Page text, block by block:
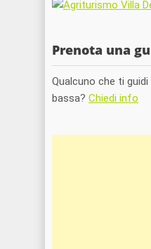
Prenota una
Qualcuno che ti
bassa? Chiedi info